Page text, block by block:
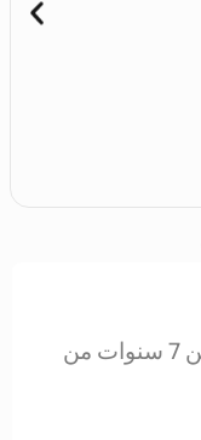
تم الانتهاء من التدريبات، أكثر من 7 سنوات من